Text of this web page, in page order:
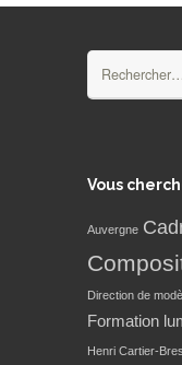
Vous
Auvergne
Direction de
Formation
Henri Cartier-